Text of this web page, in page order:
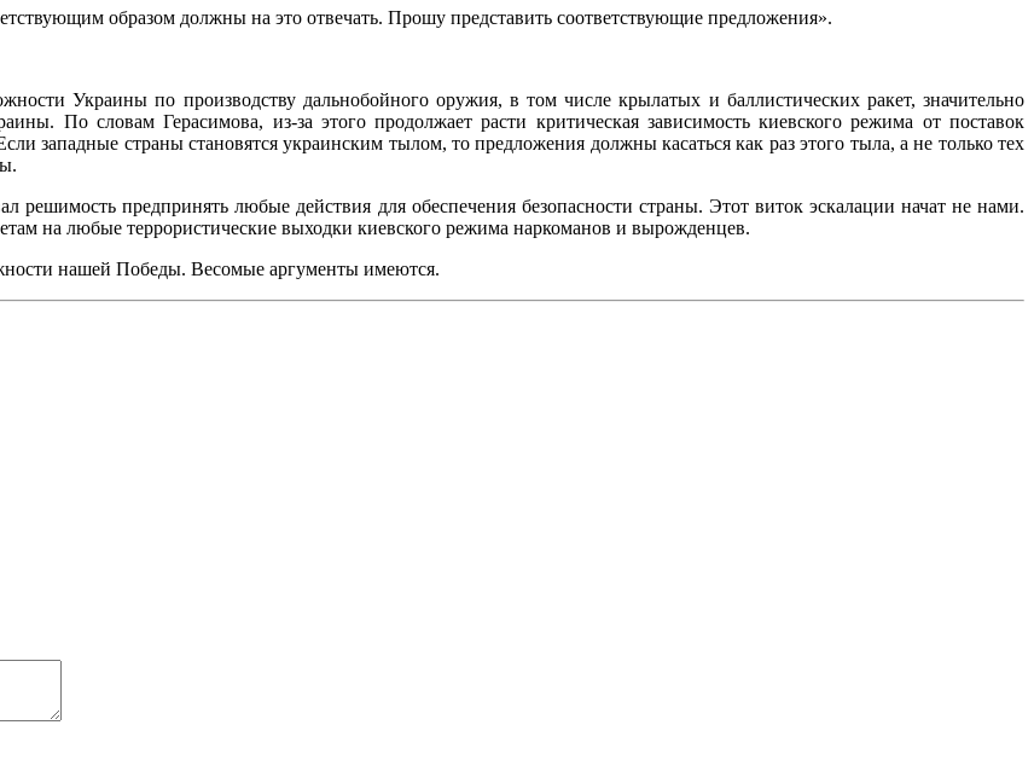
образом должны на это отвечать. Прошу представить соответствующие предложения».
Украины по производству дальнобойного оружия, в том числе крылатых и баллистических ракет, значительно
По словам Герасимова, из-за этого продолжает расти критическая зависимость киевского режима от поставок
западные страны становятся украинским тылом, то предложения должны касаться как раз этого тыла, а не только тех
решимость предпринять любые действия для обеспечения безопасности страны. Этот виток эскалации начат не нами.
на любые террористические выходки киевского режима наркоманов и вырожденцев.
нашей Победы. Весомые аргументы имеются.